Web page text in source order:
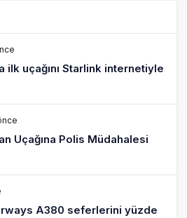
ilk uçağını Starlink internetiyle
Uçağına Polis Müdahalesi
A380 seferlerini yüzde